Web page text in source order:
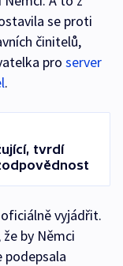
se proti
činitelů,
pro server
.
tvrdí
vyjádřit.
by Němci
podepsala